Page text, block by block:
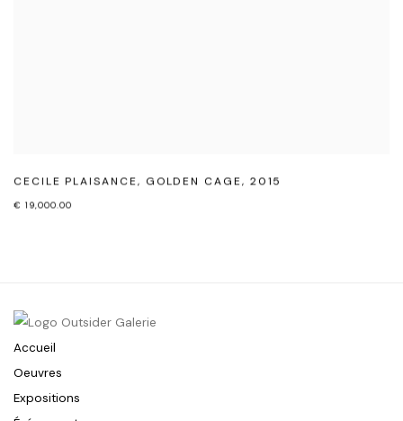
CECILE PLAISANCE, GOLDEN CAGE, 2015
€ 19,000.00
Accueil
Oeuvres
Expositions